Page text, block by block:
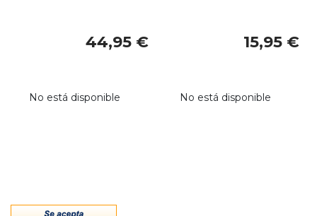
44,95 €
No está disponible
15,95 €
No está disponible